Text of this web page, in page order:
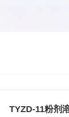
TYZD-11粉剂